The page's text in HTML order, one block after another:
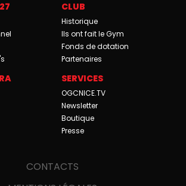
CLUB
Historique
Ils ont fait le Gym
Fonds de dotation
Partenaires
SERVICES
OGCNICE.TV
Newsletter
Boutique
Presse
CONTACTS